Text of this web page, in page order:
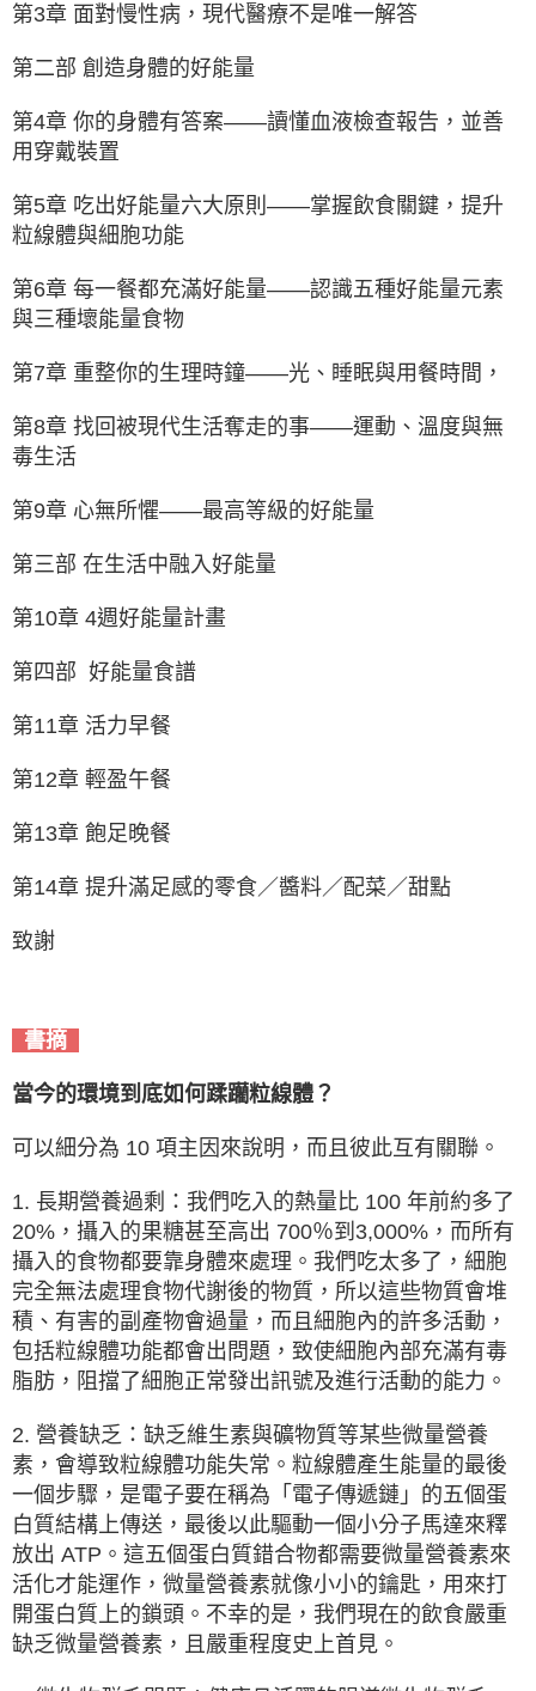
第3章 面對慢性病，現代醫療不是唯一解答
第二部 創造身體的好能量
第4章 你的身體有答案——讀懂血液檢查報告，並善
用穿戴裝置
第5章 吃出好能量六大原則——掌握飲食關鍵，提升
粒線體與細胞功能
第6章 每一餐都充滿好能量——認識五種好能量元素
與三種壞能量食物
第7章 重整你的生理時鐘——光、睡眠與用餐時間，
第8章 找回被現代生活奪走的事——運動、溫度與無
毒生活
第9章 心無所懼——最高等級的好能量
第三部 在生活中融入好能量
第10章 4週好能量計畫
第四部 好能量食譜
第11章 活力早餐
第12章 輕盈午餐
第13章 飽足晚餐
第14章 提升滿足感的零食／醬料／配菜／甜點
致謝
書摘
當今的環境到底如何蹂躪粒線體？
可以細分為 10 項主因來說明，而且彼此互有關聯。
1. 長期營養過剩：我們吃入的熱量比 100 年前約多了
20%，攝入的果糖甚至高出 700％到3,000%，而所有
攝入的食物都要靠身體來處理。我們吃太多了，細胞
完全無法處理食物代謝後的物質，所以這些物質會堆
積、有害的副產物會過量，而且細胞內的許多活動，
包括粒線體功能都會出問題，致使細胞內部充滿有毒
脂肪，阻擋了細胞正常發出訊號及進行活動的能力。
2. 營養缺乏：缺乏維生素與礦物質等某些微量營養
素，會導致粒線體功能失常。粒線體產生能量的最後
一個步驟，是電子要在稱為「電子傳遞鏈」的五個蛋
白質結構上傳送，最後以此驅動一個小分子馬達來釋
放出 ATP。這五個蛋白質錯合物都需要微量營養素來
活化才能運作，微量營養素就像小小的鑰匙，用來打
開蛋白質上的鎖頭。不幸的是，我們現在的飲食嚴重
缺乏微量營養素，且嚴重程度史上首見。